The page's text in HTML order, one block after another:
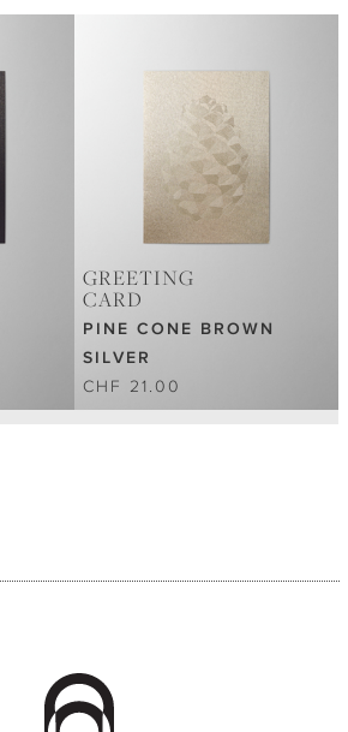
GREETING
CARD
PINE CONE BROWN
SILVER
CHF 21.00